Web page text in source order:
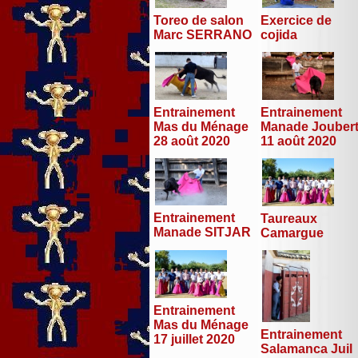
Toreo de salon
Marc SERRANO
Exercice de
cojida
Entrainement
Mas du Ménage
28 août 2020
Entrainement
Manade Joubert
11 août 2020
Entrainement
Manade SITJAR
Taureaux
Camargue
Entrainement
Mas du Ménage
17 juillet 2020
Entrainement
Salamanca Juil